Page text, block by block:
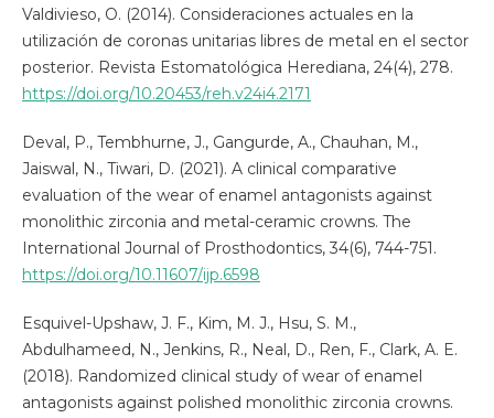
Valdivieso, O. (2014). Consideraciones actuales en la
utilización de coronas unitarias libres de metal en el sector
posterior. Revista Estomatológica Herediana, 24(4), 278.
https://doi.org/10.20453/reh.v24i4.2171
Deval, P., Tembhurne, J., Gangurde, A., Chauhan, M.,
Jaiswal, N., Tiwari, D. (2021). A clinical comparative
evaluation of the wear of enamel antagonists against
monolithic zirconia and metal-ceramic crowns. The
International Journal of Prosthodontics, 34(6), 744-751.
https://doi.org/10.11607/ijp.6598
Esquivel-Upshaw, J. F., Kim, M. J., Hsu, S. M.,
Abdulhameed, N., Jenkins, R., Neal, D., Ren, F., Clark, A. E.
(2018). Randomized clinical study of wear of enamel
antagonists against polished monolithic zirconia crowns.